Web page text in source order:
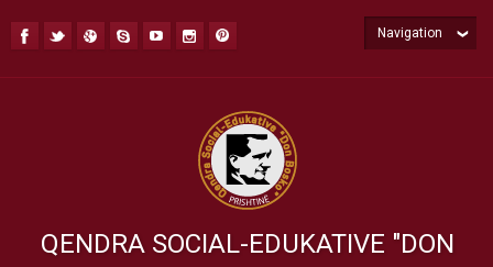
QENDRA SOCIAL-EDUKATIVE "DON
Navigation